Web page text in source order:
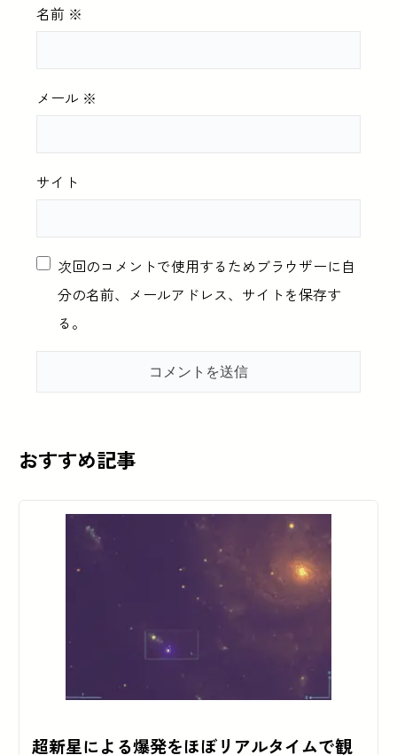
名前 ※
メール ※
サイト
次回のコメントで使用するためブラウザーに自
分の名前、メールアドレス、サイトを保存す
る。
おすすめ記事
超新星による爆発をほぼリアルタイムで観